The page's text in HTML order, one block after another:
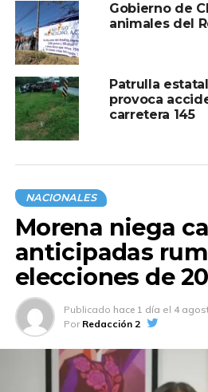
Gobierno de
animales del
Patrulla
provoca
carretera 145
NACIONALES
Morena niega
anticipadas
elecciones de
Publicado hace 1 día el 4
Por Redacción 2